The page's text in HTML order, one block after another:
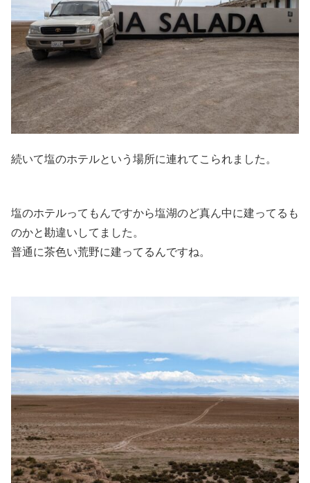
続いて塩のホテルという場所に連れてこられました。
塩のホテルってもんですから塩湖のど真ん中に建ってるも
のかと勘違いしてました。
普通に茶色い荒野に建ってるんですね。